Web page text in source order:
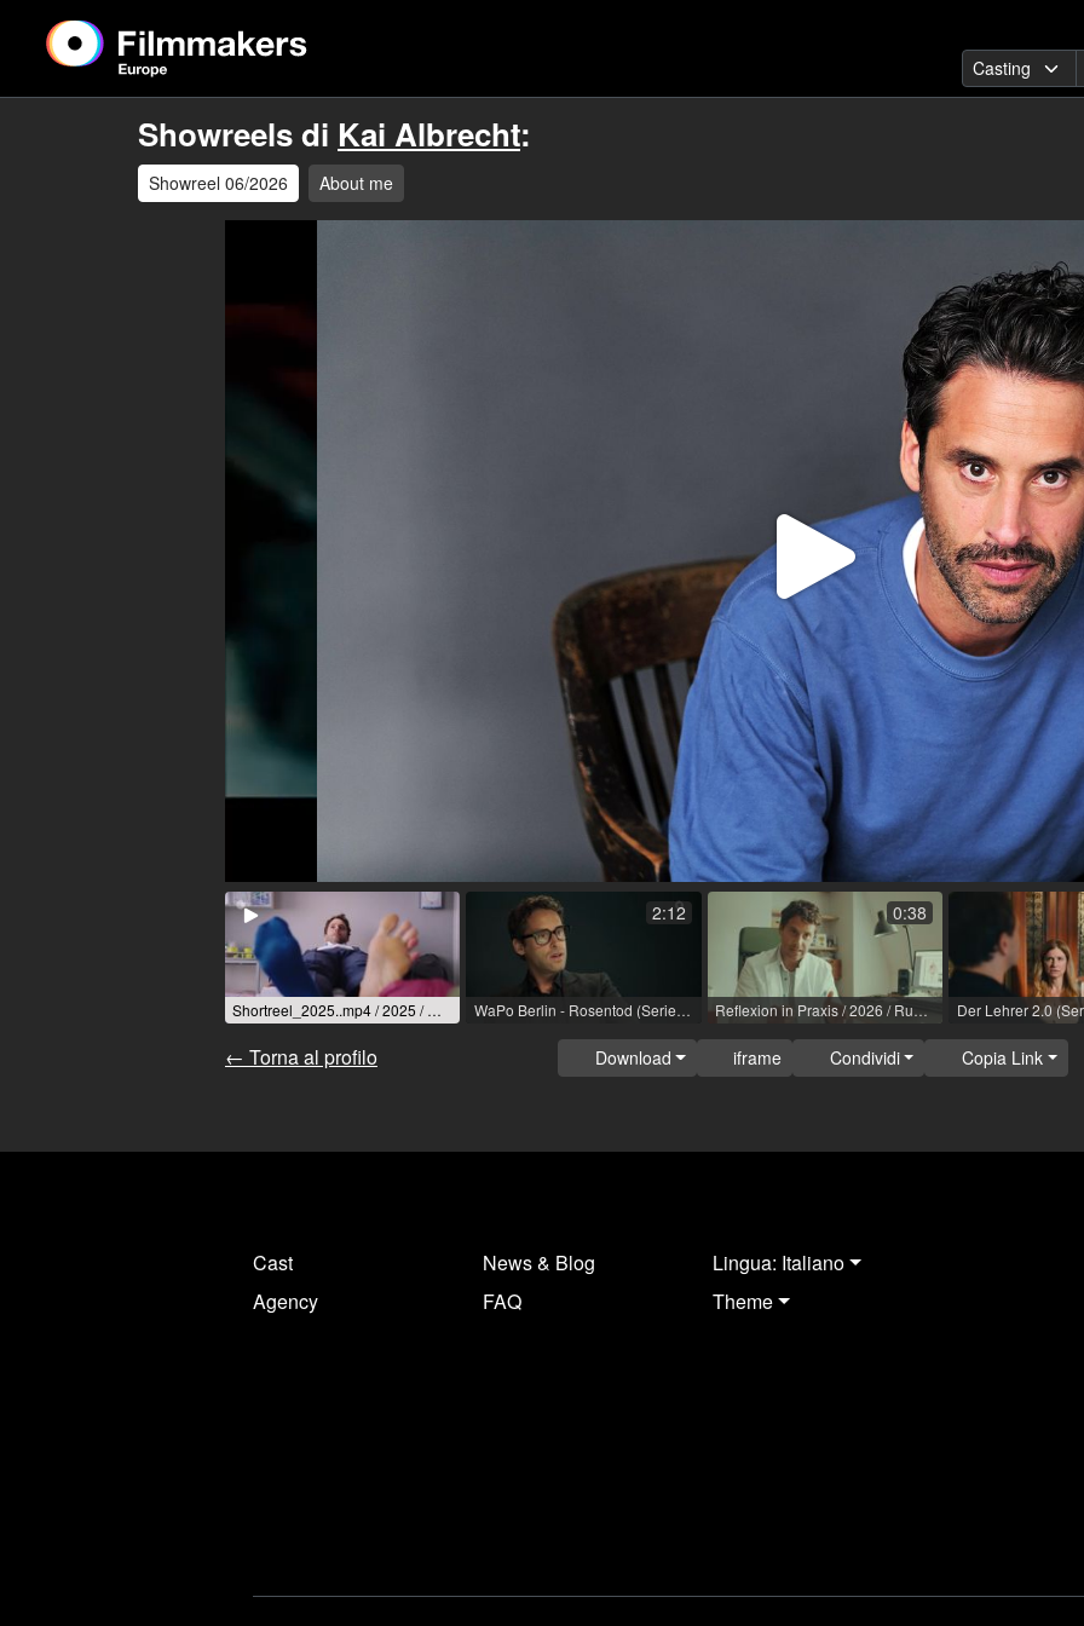
Showreels di Kai Albrecht:
Showreel 06/2026 About me
Play
Video
Shortreel_2025..mp4 / 2025 / Ruolo: diverse / R: diverse WaPo Berlin - Rosentod (Serie TV) / 2023 / Ruolo: Florian Herzog / R: Markus F. Adrian / ARD
2:12
Reflexion in Praxis / 2026 / Ruolo: Arzt
0:38
← Torna al profilo Download iframe Condividi Copia Link
Cast
Agency
News & Blog
FAQ
Lingua: Italiano
Theme